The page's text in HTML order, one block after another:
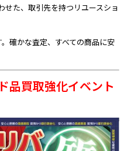
せた、取引先を持つリユースショ
確かな査定、すべての商品に安
品買取強化イベント